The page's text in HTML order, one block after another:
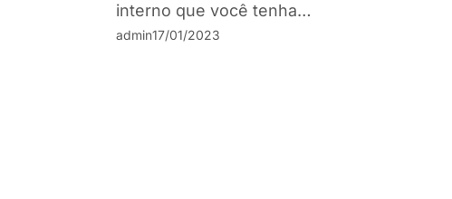
interno que você tenha…
admin17/01/2023